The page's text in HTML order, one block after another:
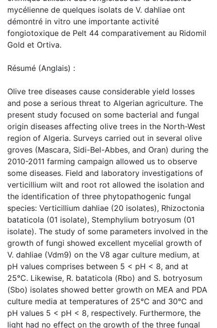
mycélienne de quelques isolats de V. dahliae ont
démontré in vitro une importante activité
fongiotoxique de Pelt 44 comparativement au Ridomil
Gold et Ortiva.
Résumé (Anglais) :
Olive tree diseases cause considerable yield losses
and pose a serious threat to Algerian agriculture. The
present study focused on some bacterial and fungal
origin diseases affecting olive trees in the North-West
region of Algeria. Surveys carried out in several olive
groves (Mascara, Sidi-Bel-Abbes, and Oran) during the
2010-2011 farming campaign allowed us to observe
some diseases. Field and laboratory investigations of
verticillium wilt and root rot allowed the isolation and
the identification of three phytopathogenic fungal
species: Verticillium dahliae (20 isolates), Rhizoctonia
bataticola (01 isolate), Stemphylium botryosum (01
isolate). The study of some parameters involved in the
growth of fungi showed excellent mycelial growth of
V. dahliae (Vdm9) on the V8 agar culture medium, at
pH values comprises between 5 < pH < 8, and at
25°C. Likewise, R. bataticola (Rbo) and S. botryosum
(Sbo) isolates showed better growth on MEA and PDA
culture media at temperatures of 25°C and 30°C and
pH values 5 < pH < 8, respectively. Furthermore, the
light had no effect on the growth of the three fungal